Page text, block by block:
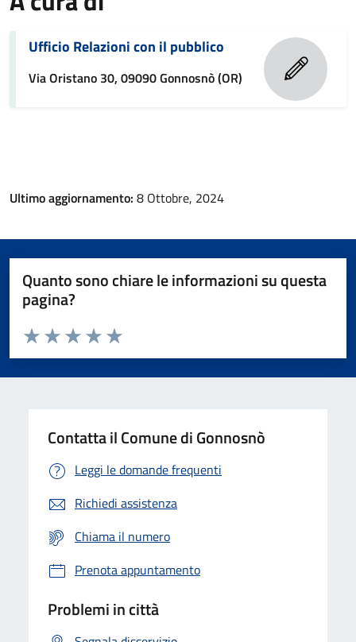
Ufficio Relazioni con il pubblico
Via Oristano 30, 09090 Gonnosnò (OR)
Ultimo aggiornamento: 8 Ottobre, 2024
Quanto sono chiare le informazioni su questa
pagina?
Valuta da 1 a 5 stelle la pagina
Valuta 5 stelle su 5
Valuta 4 stelle su 5
Valuta 3 stelle su 5
Valuta 2 stelle su 5
Valuta 1 stelle su 5
Contatta il Comune di Gonnosnò
Leggi le domande frequenti
Richiedi assistenza
Chiama il numero
Prenota appuntamento
Problemi in città